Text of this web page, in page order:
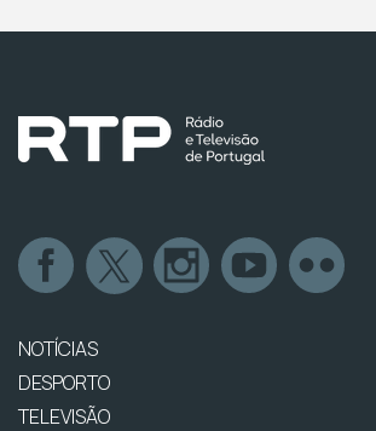
NOTÍCIAS
DESPORTO
TELEVISÃO